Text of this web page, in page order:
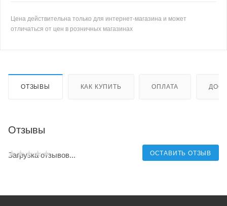
Цена действительна только для интернет-магазина и может
отличаться от цен в розничных магазинах
ОТЗЫВЫ КАК КУПИТЬ ОПЛАТА
Отзывы
ОСТАВИТЬ ОТЗЫВ
Загрузка отзывов...